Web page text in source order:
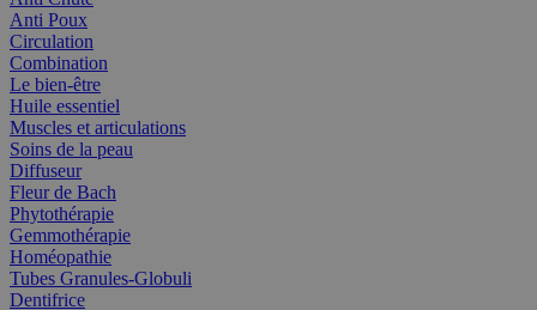
Anti Poux
Circulation
Combination
Le bien-être
Huile essentiel
Muscles et articulations
Soins de la peau
Diffuseur
Fleur de Bach
Phytothérapie
Gemmothérapie
Homéopathie
Tubes Granules-Globuli
Dentifrice